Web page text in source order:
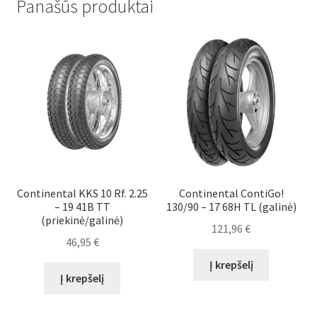
Panašūs produktai
Continental KKS 10 Rf. 2.25
– 19 41B TT
(priekinė/galinė)
46,95 €
Į krepšelį
Continental ContiGo!
130/90 – 17 68H TL (galinė)
121,96€
Į krepšelį